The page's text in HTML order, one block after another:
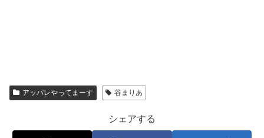
アッパレやってまーす 谷まりあ
シェアする